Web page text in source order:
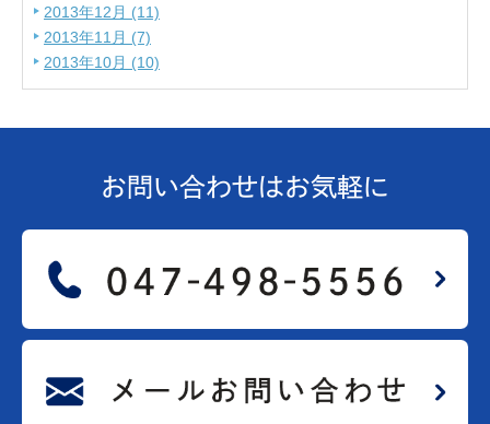
2013年12月 (11)
2013年11月 (7)
2013年10月 (10)
お問い合わせはお気軽に